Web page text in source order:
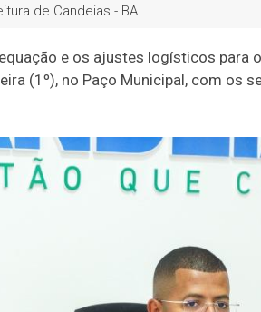
de Candeias - BA
e os ajustes logísticos para
(1º), no Paço Municipal, com os